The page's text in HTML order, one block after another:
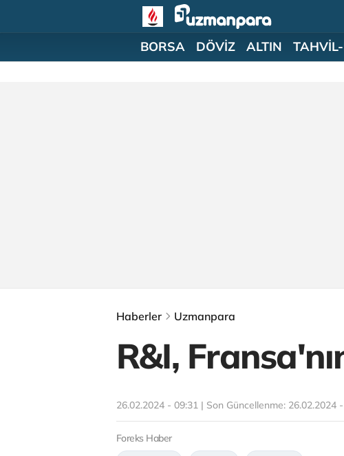
BORSA DÖVİZ ALTIN
Haberler Uzmanpara
R&I,
26.02.2024 - 09:31 | Son Güncellenme: 26.02.2024
Foreks Haber